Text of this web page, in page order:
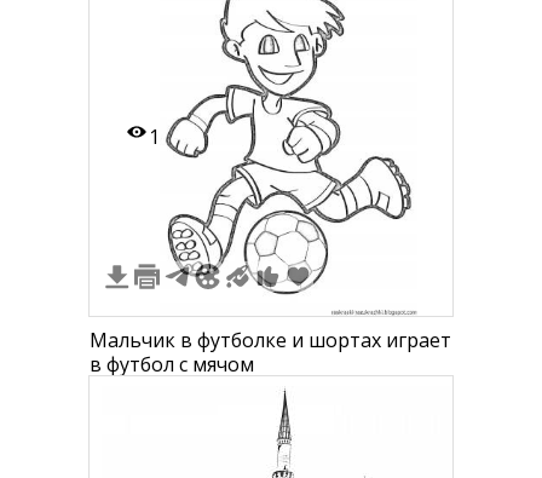
1
Мальчик в футболке и шортах играет
в футбол с мячом